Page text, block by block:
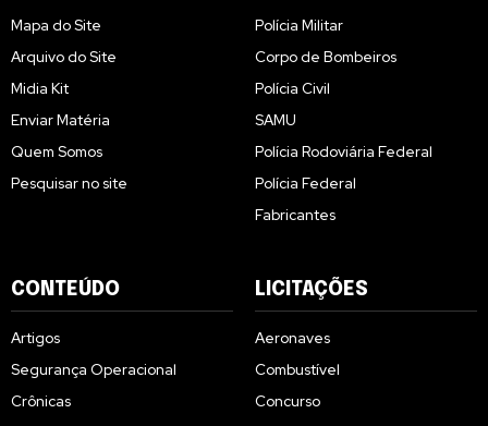
Mapa do Site
Arquivo do Site
Midia Kit
Enviar Matéria
Quem Somos
Pesquisar no site
Polícia Militar
Corpo de Bombeiros
Polícia Civil
SAMU
Polícia Rodoviária Federal
Polícia Federal
Fabricantes
CONTEÚDO
Artigos
Segurança Operacional
Crônicas
LICITAÇÕES
Aeronaves
Combustível
Concurso